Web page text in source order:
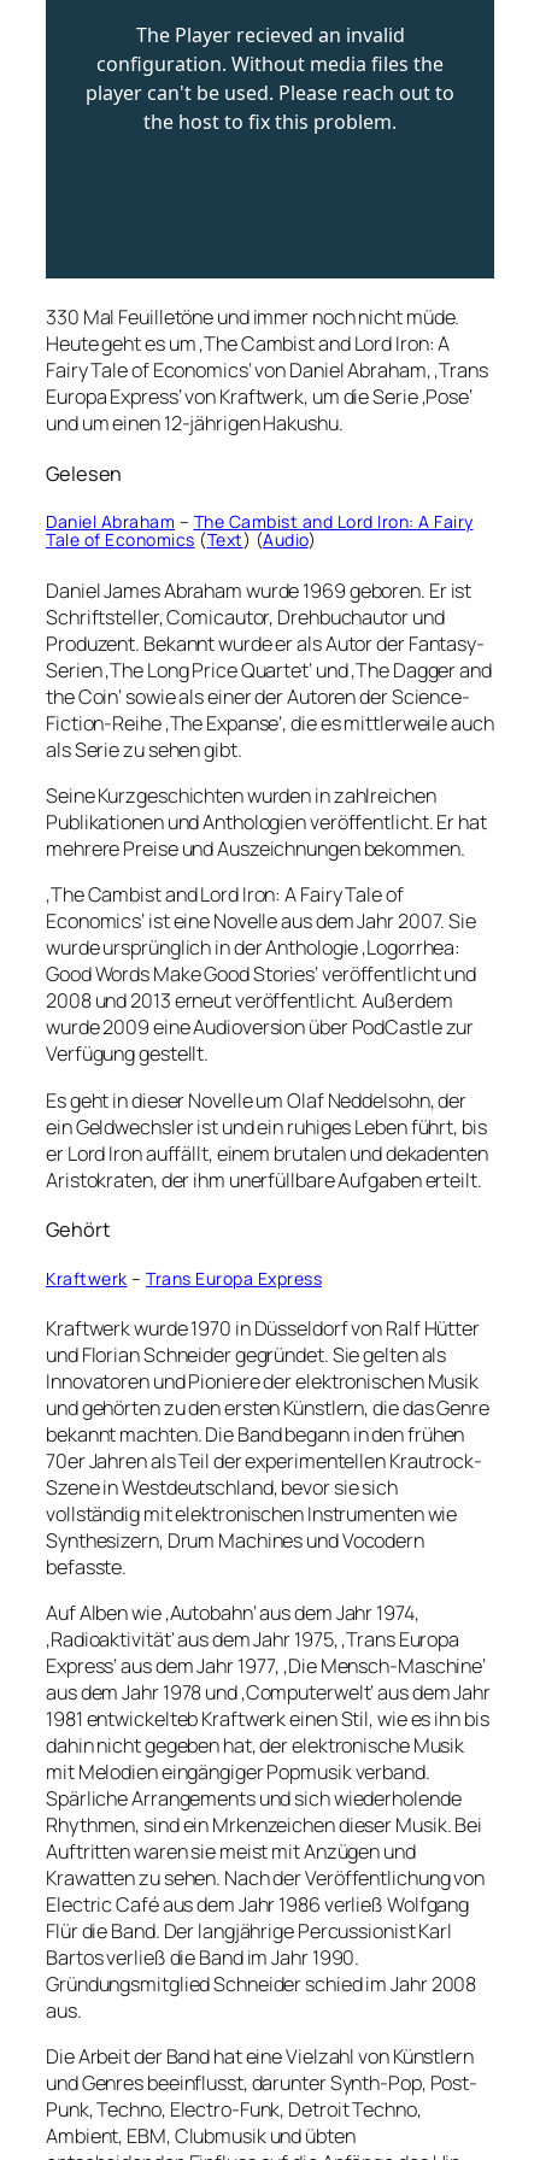
330 Mal Feuilletöne und immer noch nicht müde.
Heute geht es um ‚The Cambist and Lord Iron: A
Fairy Tale of Economics‘ von Daniel Abraham, ‚Trans
Europa Express‘ von Kraftwerk, um die Serie ‚Pose‘
und um einen 12-jährigen Hakushu.
Gelesen
Daniel Abraham – The Cambist and Lord Iron: A Fairy
Tale of Economics (Text) (Audio)
Daniel James Abraham wurde 1969 geboren. Er ist
Schriftsteller, Comicautor, Drehbuchautor und
Produzent. Bekannt wurde er als Autor der Fantasy-
Serien ‚The Long Price Quartet‘ und ‚The Dagger and
the Coin‘ sowie als einer der Autoren der Science-
Fiction-Reihe ‚The Expanse‘, die es mittlerweile auch
als Serie zu sehen gibt.
Seine Kurzgeschichten wurden in zahlreichen
Publikationen und Anthologien veröffentlicht. Er hat
mehrere Preise und Auszeichnungen bekommen.
‚The Cambist and Lord Iron: A Fairy Tale of
Economics‘ ist eine Novelle aus dem Jahr 2007. Sie
wurde ursprünglich in der Anthologie ‚Logorrhea:
Good Words Make Good Stories‘ veröffentlicht und
2008 und 2013 erneut veröffentlicht. Außerdem
wurde 2009 eine Audioversion über PodCastle zur
Verfügung gestellt.
Es geht in dieser Novelle um Olaf Neddelsohn, der
ein Geldwechsler ist und ein ruhiges Leben führt, bis
er Lord Iron auffällt, einem brutalen und dekadenten
Aristokraten, der ihm unerfüllbare Aufgaben erteilt.
Gehört
Kraftwerk – Trans Europa Express
Kraftwerk wurde 1970 in Düsseldorf von Ralf Hütter
und Florian Schneider gegründet. Sie gelten als
Innovatoren und Pioniere der elektronischen Musik
und gehörten zu den ersten Künstlern, die das Genre
bekannt machten. Die Band begann in den frühen
70er Jahren als Teil der experimentellen Krautrock-
Szene in Westdeutschland, bevor sie sich
vollständig mit elektronischen Instrumenten wie
Synthesizern, Drum Machines und Vocodern
befasste.
Auf Alben wie ‚Autobahn‘ aus dem Jahr 1974,
‚Radioaktivität‘ aus dem Jahr 1975, ‚Trans Europa
Express‘ aus dem Jahr 1977, ‚Die Mensch-Maschine‘
aus dem Jahr 1978 und ‚Computerwelt‘ aus dem Jahr
1981 entwickelteb Kraftwerk einen Stil, wie es ihn bis
dahin nicht gegeben hat, der elektronische Musik
mit Melodien eingängiger Popmusik verband.
Spärliche Arrangements und sich wiederholende
Rhythmen, sind ein Mrkenzeichen dieser Musik. Bei
Auftritten waren sie meist mit Anzügen und
Krawatten zu sehen. Nach der Veröffentlichung von
Electric Café aus dem Jahr 1986 verließ Wolfgang
Flür die Band. Der langjährige Percussionist Karl
Bartos verließ die Band im Jahr 1990.
Gründungsmitglied Schneider schied im Jahr 2008
aus.
Die Arbeit der Band hat eine Vielzahl von Künstlern
und Genres beeinflusst, darunter Synth-Pop, Post-
Punk, Techno, Electro-Funk, Detroit Techno,
Ambient, EBM, Clubmusik und übten